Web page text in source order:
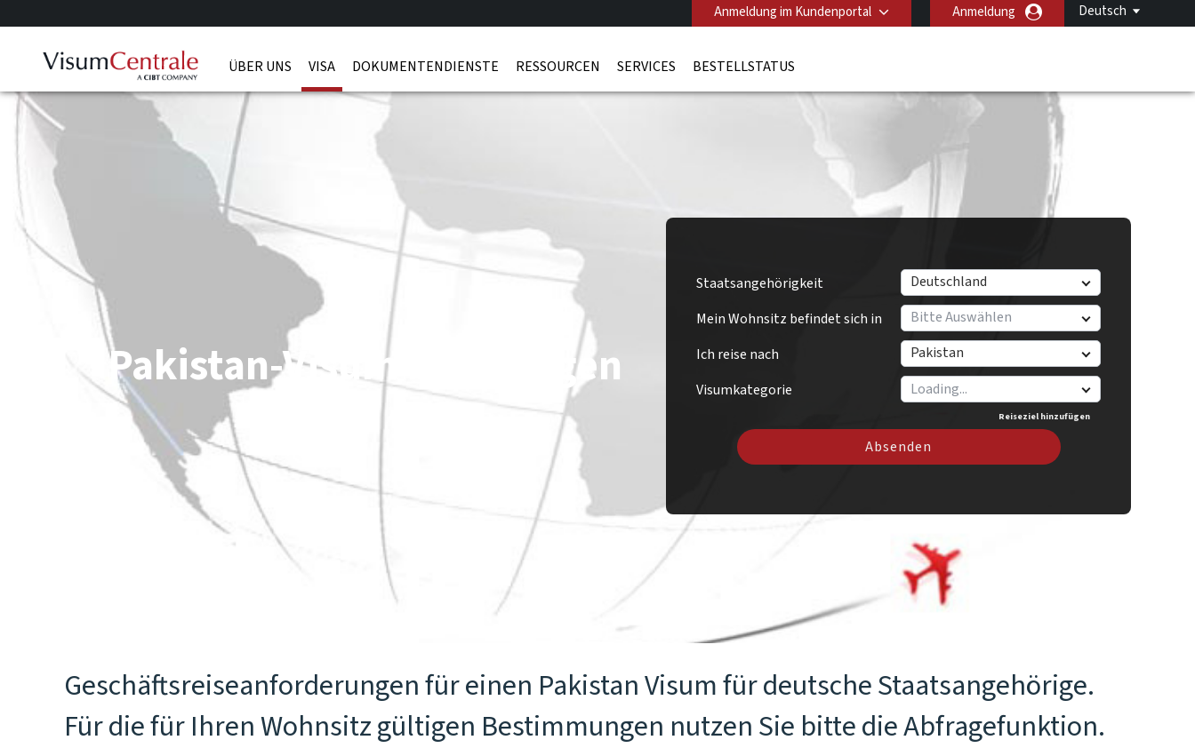
Deutsch
Anmeldung im Kundenportal Anmeldung
ÜBER UNS VISA DOKUMENTENDIENSTE RESSOURCEN SERVICES BESTELLSTATUS
Staatsangehörigkeit
Deutschland
Mein Wohnsitz befindet sich in
Bitte Auswählen
Ich reise nach
Pakistan
Visumkategorie
Reiseziel hinzufügen
Absenden
Pakistan-Visum beantragen
Geschäftsreiseanforderungen für einen Pakistan Visum für deutsche Staatsangehörige.
Für die für Ihren Wohnsitz gültigen Bestimmungen nutzen Sie bitte die Abfragefunktion.